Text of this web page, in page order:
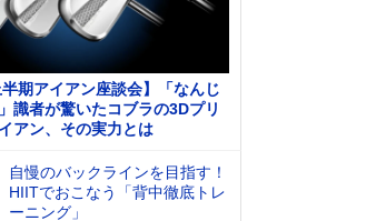
半期アイアン座談会】「なんじ
識者が驚いたコブラの3Dプリ
アン、その実力とは
自慢のバックラインを目指す！
HIITでおこなう「背中徹底トレ
ーニング」